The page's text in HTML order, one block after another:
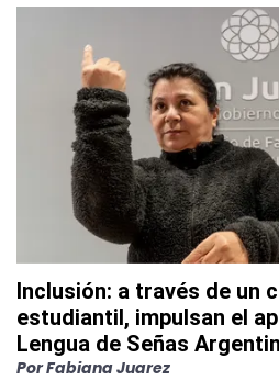
Inclusión: a través de un
estudiantil, impulsan el
Lengua de Señas
PorFabiana Juarez